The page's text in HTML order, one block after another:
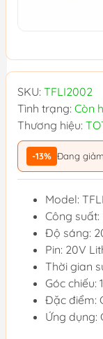
SKU: TFLI2002
Tình trạng: Còn
Thương hiệu:
-13% Đang giảm
Model:
Công suất:
Độ sáng:
Pin: 20V
Thời gian
Góc chiếu:
Đặc điểm:
Ứng dụng: